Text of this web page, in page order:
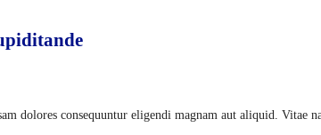
dolores consequuntur eligendi magnam aut aliquid. Vitae